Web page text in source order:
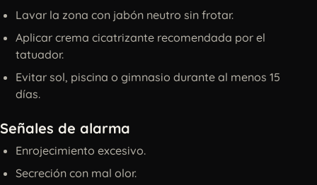
Lavar la zona con jabón neutro sin frotar.
Aplicar crema cicatrizante recomendada por el
tatuador.
Evitar sol, piscina o gimnasio durante al menos 15
días.
Señales de alarma
Enrojecimiento excesivo.
Secreción con mal olor.